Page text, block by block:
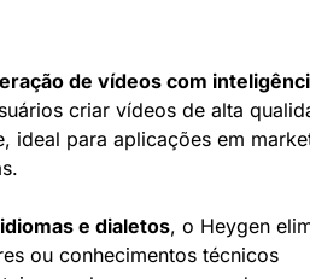
de vídeos com
criar vídeos de alta
ideal para aplicações em
e dialetos, o Heygen
ou conhecimentos técnicos